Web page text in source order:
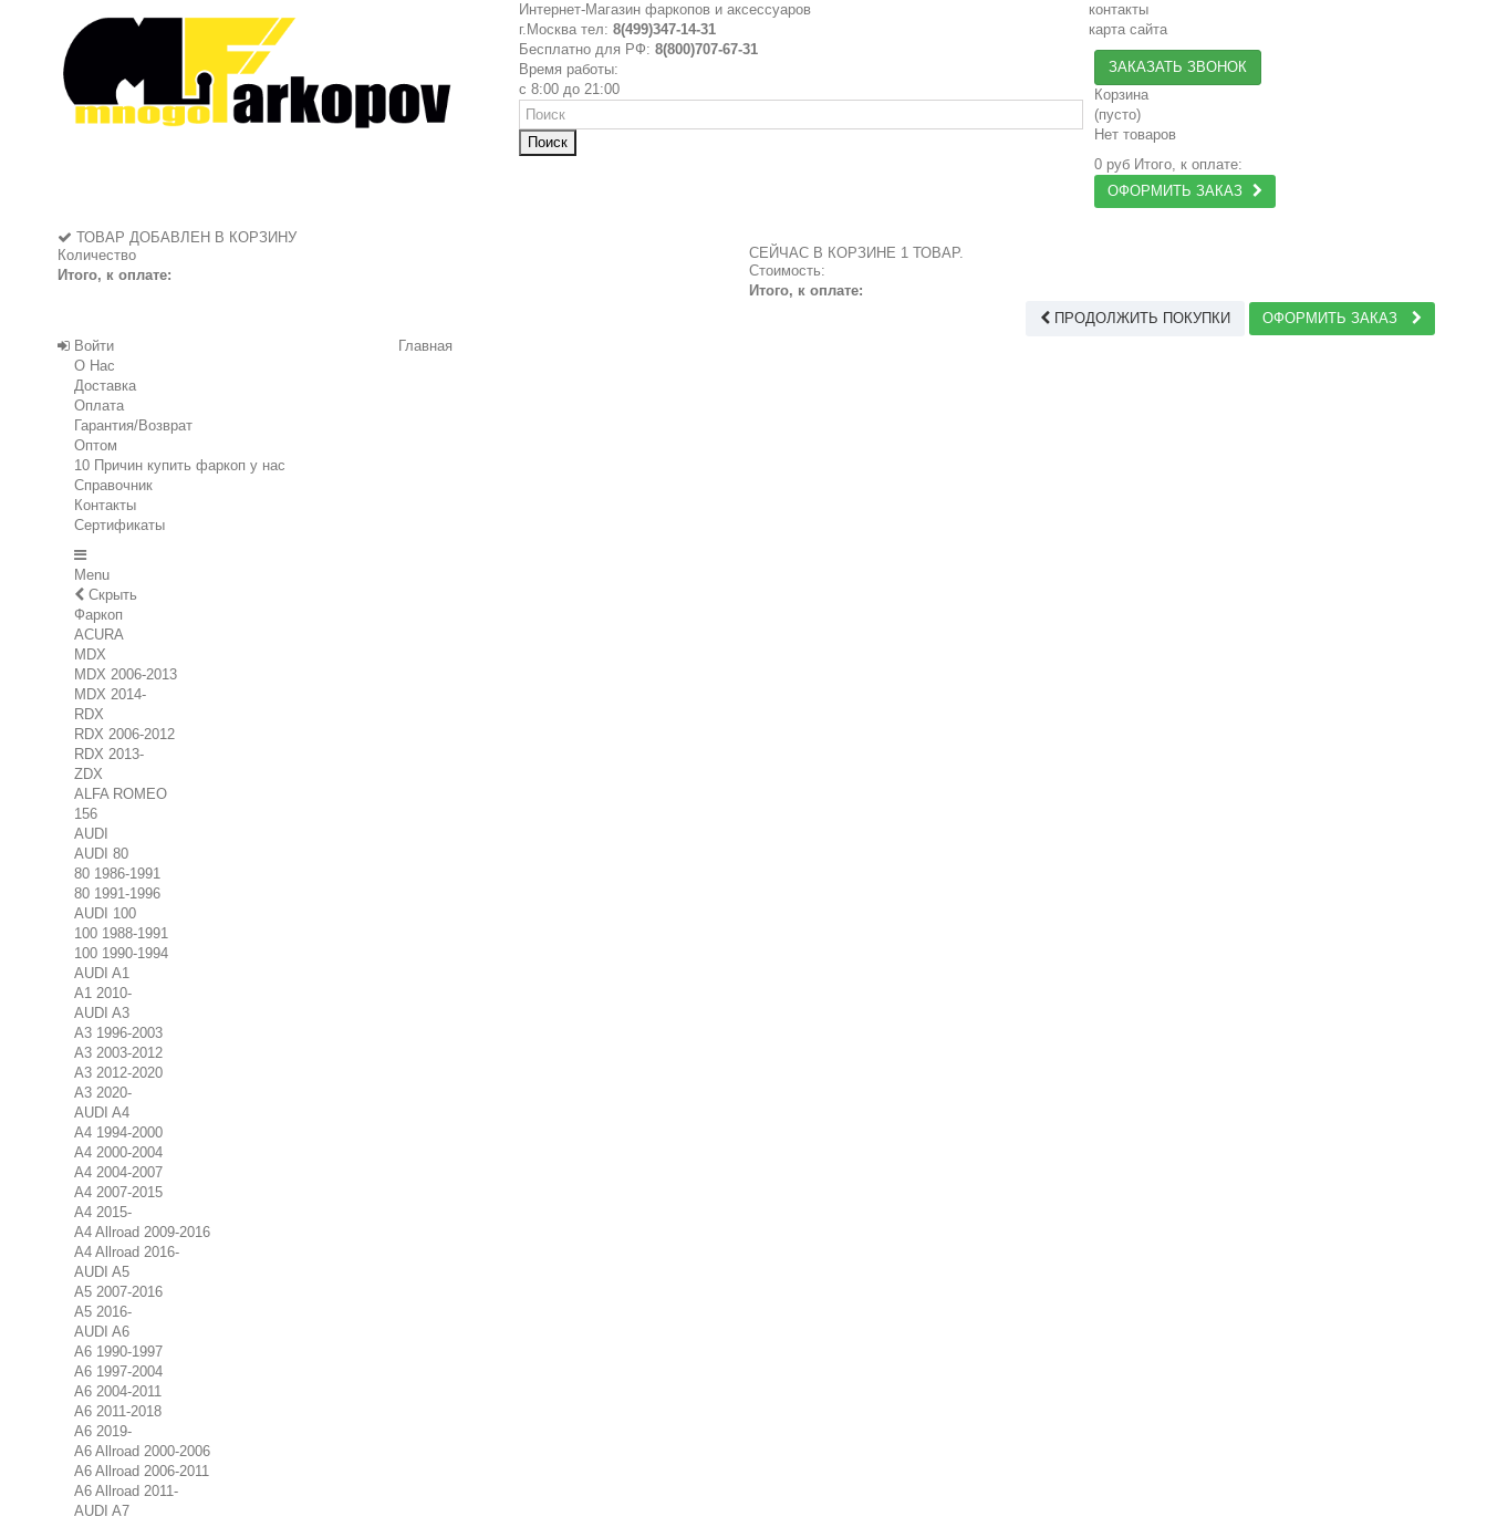
Интернет-Магазин фаркопов и аксессуаров
г.Москва тел: 8(499)347-14-31
Бесплатно для РФ: 8(800)707-67-31
Время работы:
с 8:00 до 21:00
Поиск
контакты
карта сайта
ЗАКАЗАТЬ ЗВОНОК
Корзина
(пусто)
Нет товаров
0 руб Итого, к оплате:
ОФОРМИТЬ ЗАКАЗ
ТОВАР ДОБАВЛЕН В КОРЗИНУ
Количество
Итого, к оплате:
СЕЙЧАС В КОРЗИНЕ 1 ТОВАР.
Стоимость:
Итого, к оплате:
ПРОДОЛЖИТЬ ПОКУПКИ
ОФОРМИТЬ ЗАКАЗ
Войти
Главная
О Нас
Доставка
Оплата
Гарантия/Возврат
Оптом
10 Причин купить фаркоп у нас
Справочник
Контакты
Сертификаты
Menu
Скрыть
Фаркоп
ACURA
MDX
MDX 2006-2013
MDX 2014-
RDX
RDX 2006-2012
RDX 2013-
ZDX
ALFA ROMEO
156
AUDI
AUDI 80
80 1986-1991
80 1991-1996
AUDI 100
100 1988-1991
100 1990-1994
AUDI A1
A1 2010-
AUDI A3
A3 1996-2003
A3 2003-2012
A3 2012-2020
A3 2020-
AUDI A4
A4 1994-2000
A4 2000-2004
A4 2004-2007
A4 2007-2015
A4 2015-
A4 Allroad 2009-2016
A4 Allroad 2016-
AUDI A5
A5 2007-2016
A5 2016-
AUDI A6
A6 1990-1997
A6 1997-2004
A6 2004-2011
A6 2011-2018
A6 2019-
A6 Allroad 2000-2006
A6 Allroad 2006-2011
A6 Allroad 2011-
AUDI A7